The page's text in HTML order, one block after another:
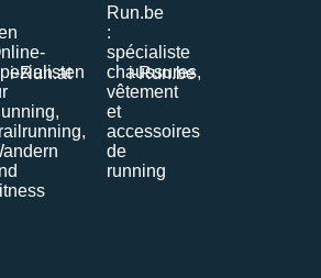
i-Run.at i-Run.be